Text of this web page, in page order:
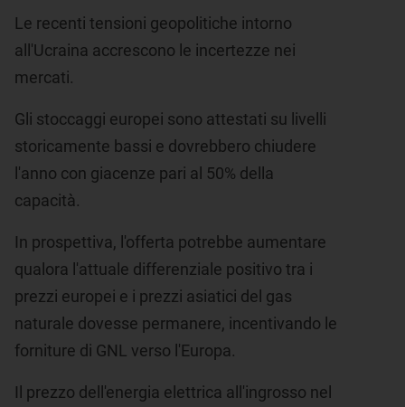
Le recenti tensioni geopolitiche intorno
all'Ucraina accrescono le incertezze nei
mercati.
Gli stoccaggi europei sono attestati su livelli
storicamente bassi e dovrebbero chiudere
l'anno con giacenze pari al 50% della
capacità.
In prospettiva, l'offerta potrebbe aumentare
qualora l'attuale differenziale positivo tra i
prezzi europei e i prezzi asiatici del gas
naturale dovesse permanere, incentivando le
forniture di GNL verso l'Europa.
Il prezzo dell'energia elettrica all'ingrosso nel